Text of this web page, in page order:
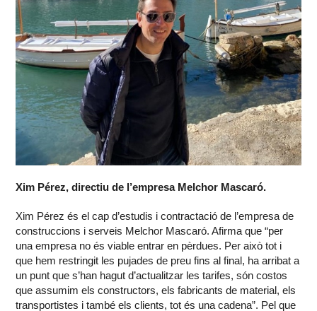
Xim Pérez, directiu de l’empresa Melchor Mascaró.
Xim Pérez és el cap d’estudis i contractació de l’empresa de
construccions i serveis Melchor Mascaró. Afirma que “per
una empresa no és viable entrar en pèrdues. Per això tot i
que hem restringit les pujades de preu fins al final, ha arribat a
un punt que s’han hagut d’actualitzar les tarifes, són costos
que assumim els constructors, els fabricants de material, els
transportistes i també els clients, tot és una cadena”. Pel que